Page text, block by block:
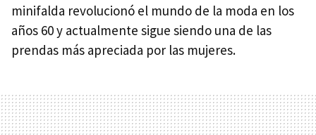
minifalda revolucionó el mundo de la moda en los
años 60 y actualmente sigue siendo una de las
prendas más apreciada por las mujeres.